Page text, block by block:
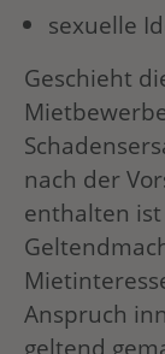
sexuelle
Geschieht
nach der
enthalten
Anspruch